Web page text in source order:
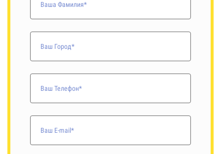
Ваша Фамилия*
Ваш Город*
Ваш Телефон*
Ваш E-mail*